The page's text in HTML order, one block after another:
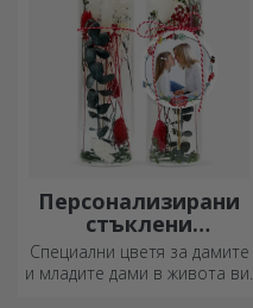
Персонализирани
стъклени
орнаменти с
консервирани
цветя
Специални цветя за дамите
и младите дами в живота ви.